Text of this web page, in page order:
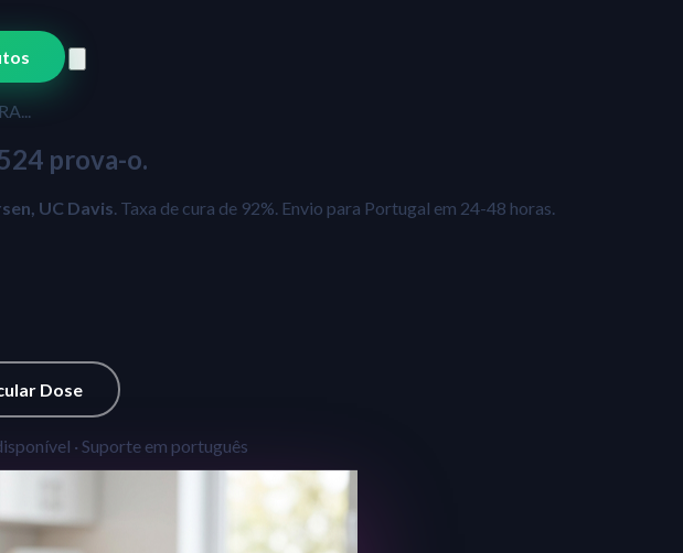
prova-o.
UC Davis. Taxa de cura de 92%. Envio para Portugal em 24-48 horas.
Dose
· Suporte em português